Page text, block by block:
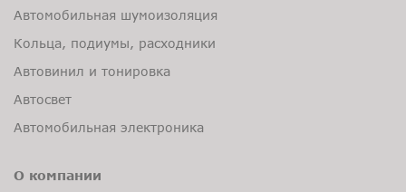
Автомобильная шумоизоляция
Кольца, подиумы, расходники
Автовинил и тонировка
Автосвет
Автомобильная электроника
О компании